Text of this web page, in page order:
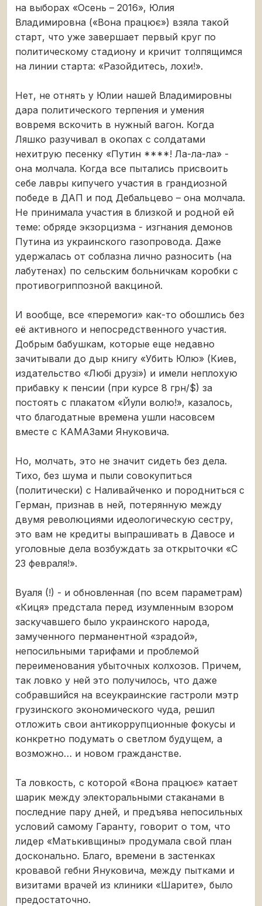
на выборах «Осень – 2016», Юлия
Владимировна («Вона працює») взяла такой
старт, что уже завершает первый круг по
политическому стадиону и кричит толпящимся
на линии старта: «Разойдитесь, лохи!».
Нет, не отнять у Юлии нашей Владимировны
дара политического терпения и умения
вовремя вскочить в нужный вагон. Когда
Ляшко разучивал в окопах с солдатами
нехитрую песенку «Путин ****! Ла-ла-ла» -
она молчала. Когда все пытались присвоить
себе лавры кипучего участия в грандиозной
победе в ДАП и под Дебальцево – она молчала.
Не принимала участия в близкой и родной ей
теме: обряде экзорцизма - изгнания демонов
Путина из украинского газопровода. Даже
удержалась от соблазна лично разносить (на
лабутенах) по сельским больничкам коробки с
противогриппозной вакциной.
И вообще, все «перемоги» как-то обошлись без
её активного и непосредственного участия.
Добрым бабушкам, которые еще недавно
зачитывали до дыр книгу «Убить Юлю» (Киев,
издательство «Любі друзі») и имели неплохую
прибавку к пенсии (при курсе 8 грн/$) за
постоять с плакатом «Йули волю!», казалось,
что благодатные времена ушли насовсем
вместе с КАМАЗами Януковича.
Но, молчать, это не значит сидеть без дела.
Тихо, без шума и пыли совокупиться
(политически) с Наливайченко и породниться с
Герман, признав в ней, потерянную между
двумя революциями идеологическую сестру,
это вам не кредиты выпрашивать в Давосе и
уголовные дела возбуждать за открыточки «С
23 февраля!».
Вуаля (!) - и обновленная (по всем параметрам)
«Киця» предстала перед изумленным взором
заскучавшего было украинского народа,
замученного перманентной «зрадой»,
непосильными тарифами и проблемой
переименования убыточных колхозов. Причем,
так ловко у ней это получилось, что даже
собравшийся на всеукраинские гастроли мэтр
грузинского экономического чуда, решил
отложить свои антикоррупционные фокусы и
конкретно подумать о светлом будущем, а
возможно… и новом гражданстве.
Та ловкость, с которой «Вона працює» катает
шарик между электоральными стаканами в
последние пару дней, и предъява непосильных
условий самому Гаранту, говорит о том, что
лидер «Матькивщины» продумала свой план
досконально. Благо, времени в застенках
кровавой гебни Януковича, между пытками и
визитами врачей из клиники «Шарите», было
предостаточно.